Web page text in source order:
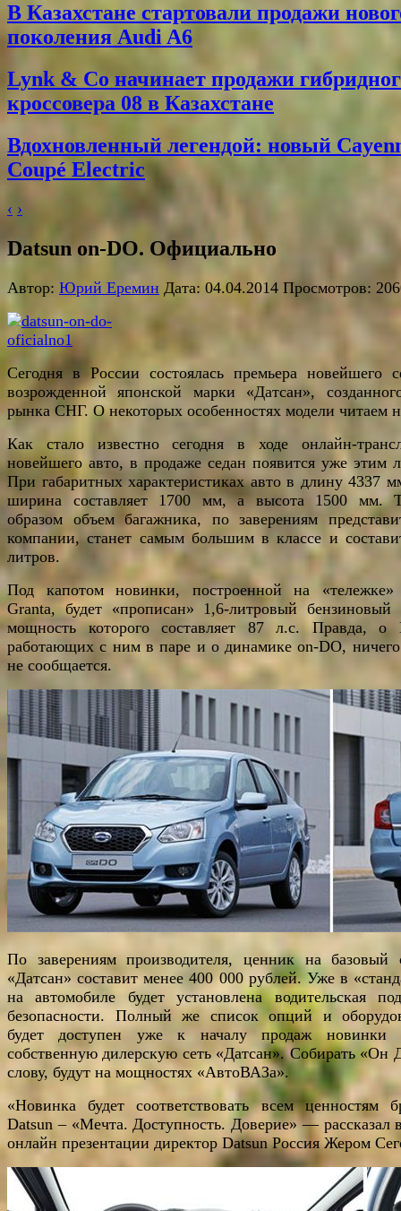
В Казахстане стартовали продажи
поколения Audi A6
Lynk & Co начинает продажи
кроссовера 08 в Казахстане
Вдохновленный легендой: новый
Coupé Electric
‹ ›
Datsun on-DO. Официально
Автор: Юрий Еремин Дата: 04.04.2014 Просмотров:
Сегодня в России состоялась премьера новейшего
возрожденной японской марки «Датсан»,
рынка СНГ. О некоторых особенностях модели читаем
Как стало известно сегодня в ходе онлайн-
новейшего авто, в продаже седан появится уже этим
При габаритных характеристиках авто в длину 4337
ширина составляет 1700 мм, а высота 1500 мм.
образом объем багажника, по заверениям
компании, станет самым большим в классе и
литров.
Под капотом новинки, построенной на «тележке»
Granta, будет «прописан» 1,6-литровый
мощность которого составляет 87 л.с. Правда,
работающих с ним в паре и о динамике on-DO,
не сообщается.
По заверениям производителя, ценник на базовый
«Датсан» составит менее 400 000 рублей. Уже в
на автомобиле будет установлена водительская
безопасности. Полный же список опций и
будет доступен уже к началу продаж новинки
собственную дилерскую сеть «Датсан». Собирать «Он
слову, будут на мощностях «АвтоВАЗа».
«Новинка будет соответствовать всем ценностям
Datsun – «Мечта. Доступность. Доверие» — рассказал
онлайн презентации директор Datsun Россия Жером